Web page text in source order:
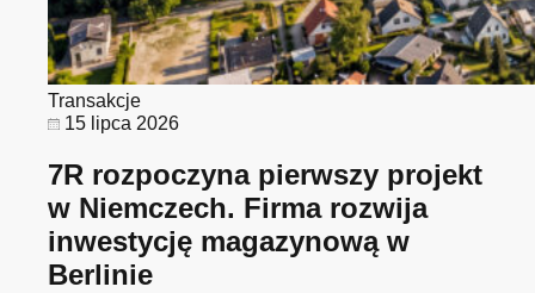
Transakcje
15 lipca 2026
7R rozpoczyna pierwszy projekt
w Niemczech. Firma rozwija
inwestycję magazynową w
Berlinie